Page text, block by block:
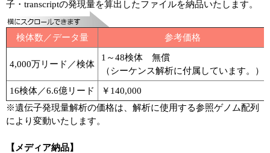
子・transcriptの発現量を算出したファイルを納品いたします。
検体数／データ量 参考価格
4,000万リード／検体
1～48検体 無償
（シーケンス解析に付属しています。）
16検体／6.6億リード
￥140,000
※遺伝子発現量解析の価格は、解析に使用する参照ゲノム配列
により変動いたします。
【メディア納品】